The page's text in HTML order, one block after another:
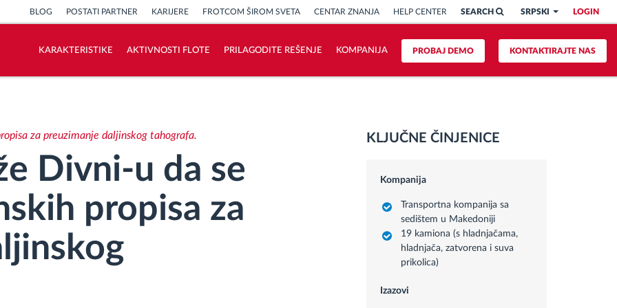
LOGIN
SRPSKI
SEARCH
BLOG POSTATI PARTNER KARIJERE FROTCOM ŠIROM SVETA CENTAR ZNANJA HELP CENTER
KONTAKTIRAJTE NAS
PROBAJ DEMO
KARAKTERISTIKE AKTIVNOSTI FLOTE PRILAGODITE REŠENJE KOMPANIJA
Kalkulator uštede
za preuzimanje daljinskog tahografa.
Divni-u da se
propisa za
KLJUČNE ČINJENICE
Kompanija
Transportna kompanija sa
sedištem u Makedoniji
19 kamiona (s hladnjačama,
hladnjača, zatvorena i suva
prikolica)
Izazovi